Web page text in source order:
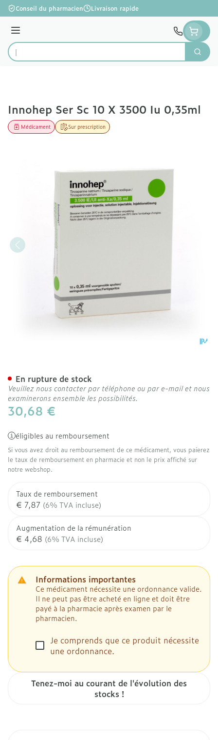
Aller au contenu
Conseil du pharmacien Livraison rapide
Menu
Rechercher
Innohep Ser Sc 10 X 3500 Iu 0,35ml
Sur prescription
Médicament
30,68 €
éligibles au remboursement
Si vous avez droit au remboursement de ce médicament, vous paierez
le taux de remboursement en pharmacie et non le prix affiché sur
notre webshop.
Taux de remboursement
€ 7,87 (6% TVA incluse)
Augmentation de la rémunération
€ 4,68 (6% TVA incluse)
Informations importantes
Ce médicament nécessite une ordonnance valide.
Il ne peut pas être acheté en ligne et doit être
payé à la pharmacie après examen par le
pharmacien.
Je comprends que ce produit nécessite
une ordonnance.
Tenez-moi au courant de l'évolution des
stocks !
En rupture de stock
Veuillez nous contacter par téléphone ou par e-mail et nous
examinerons ensemble les possibilités.